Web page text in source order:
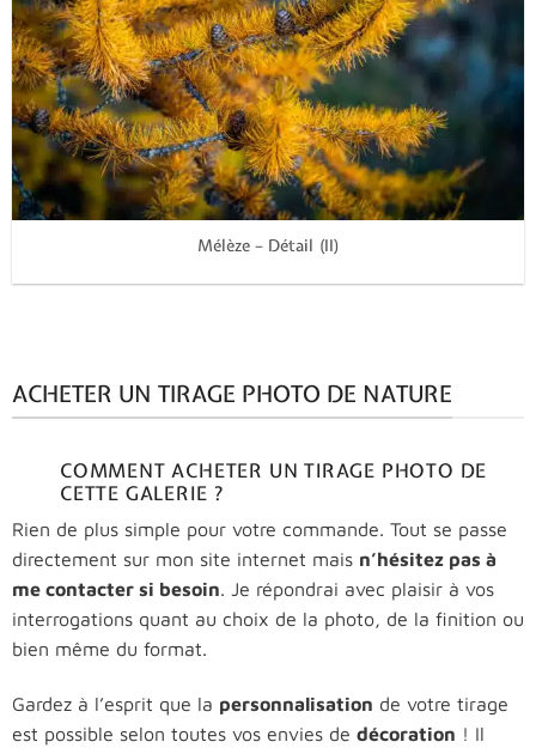
Mélèze – Détail (II)
ACHETER UN TIRAGE PHOTO DE NATURE
COMMENT ACHETER UN TIRAGE PHOTO DE
CETTE GALERIE ?
Rien de plus simple pour votre commande. Tout se passe
directement sur mon site internet mais n’hésitez pas à
me contacter si besoin. Je répondrai avec plaisir à vos
interrogations quant au choix de la photo, de la finition ou
bien même du format.
Gardez à l’esprit que la personnalisation de votre tirage
est possible selon toutes vos envies de décoration ! Il